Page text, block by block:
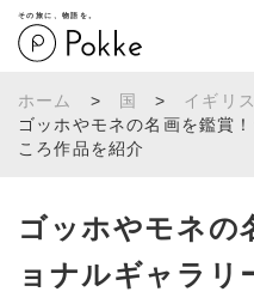
その旅に、物語を。
ホーム > 国 > イギリス
ゴッホやモネの名画を鑑賞
ころ作品を紹介
ゴッホやモネの
ョナルギャラリ